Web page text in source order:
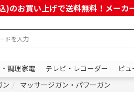
のお買い上げで送料無料！メーカ
調理家電 テレビ・レコーダー ビ
ン
マッサージガン・パワーガン